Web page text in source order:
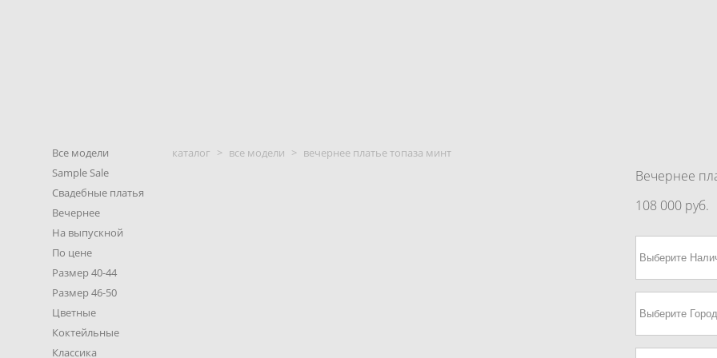
Все модели
Sample Sale
Свадебные платья
Вечернее
На выпускной
По цене
Размер 40-44
Размер 46-50
Цветные
Коктейльные
Классика
каталог > все модели > вечернее платье топаза минт
Вечернее
108 000 pуб.